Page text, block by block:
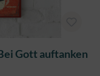
Gott auftanken